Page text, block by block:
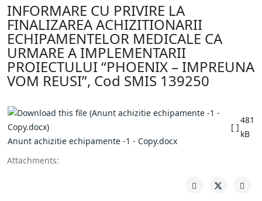
INFORMARE CU PRIVIRE LA
FINALIZAREA ACHIZITIONARII
ECHIPAMENTELOR MEDICALE CA
URMARE A IMPLEMENTARII
PROIECTULUI “PHOENIX – IMPREUNA
VOM REUSI”, Cod SMIS 139250
Attachments:
Anunt achizitie echipamente -1 - Copy.docx
[ ]
481
kB